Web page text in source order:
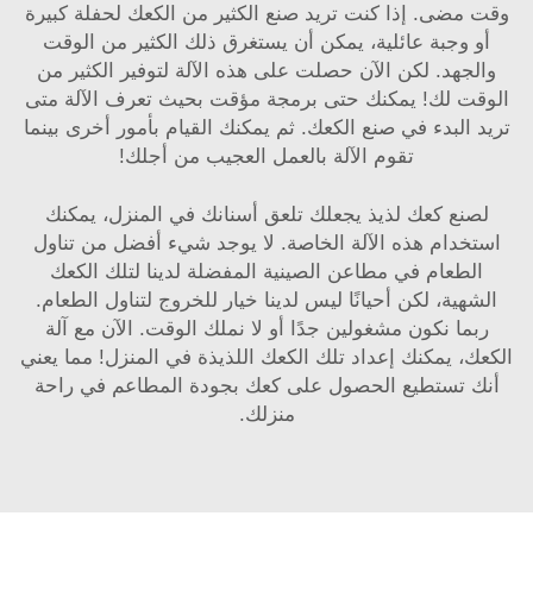
وقت مضى. إذا كنت تريد صنع الكثير من الكعك لحفلة كبيرة
أو وجبة عائلية، يمكن أن يستغرق ذلك الكثير من الوقت
والجهد. لكن الآن حصلت على هذه الآلة لتوفير الكثير من
الوقت لك! يمكنك حتى برمجة مؤقت بحيث تعرف الآلة متى
تريد البدء في صنع الكعك. ثم يمكنك القيام بأمور أخرى بينما
تقوم الآلة بالعمل العجيب من أجلك!
لصنع كعك لذيذ يجعلك تلعق أسنانك في المنزل، يمكنك
استخدام هذه الآلة الخاصة. لا يوجد شيء أفضل من تناول
الطعام في مطاعن الصينية المفضلة لدينا لتلك الكعك
الشهية، لكن أحيانًا ليس لدينا خيار للخروج لتناول الطعام.
ربما نكون مشغولين جدًا أو لا نملك الوقت. الآن مع آلة
الكعك، يمكنك إعداد تلك الكعك اللذيذة في المنزل! مما يعني
أنك تستطيع الحصول على كعك بجودة المطاعم في راحة
منزلك.